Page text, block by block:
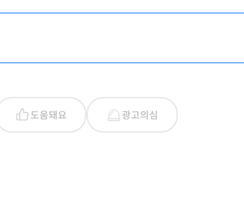
도움돼요 광고의심